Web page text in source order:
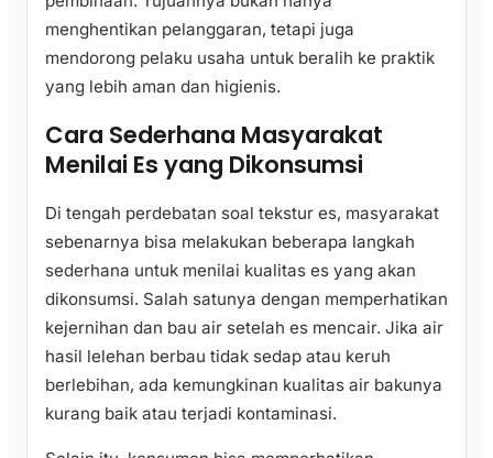
menghentikan pelanggaran, tetapi juga
mendorong pelaku usaha untuk beralih ke praktik
yang lebih aman dan higienis.
Cara Sederhana Masyarakat
Menilai Es yang Dikonsumsi
Di tengah perdebatan soal tekstur es, masyarakat
sebenarnya bisa melakukan beberapa langkah
sederhana untuk menilai kualitas es yang akan
dikonsumsi. Salah satunya dengan memperhatikan
kejernihan dan bau air setelah es mencair. Jika air
hasil lelehan berbau tidak sedap atau keruh
berlebihan, ada kemungkinan kualitas air bakunya
kurang baik atau terjadi kontaminasi.